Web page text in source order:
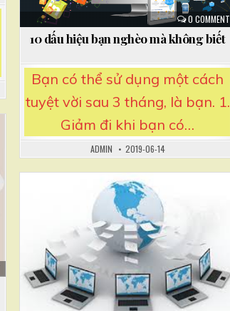
0 COMMENT
10 dấu hiệu bạn nghèo mà không biết
Bạn có thể sử dụng một cách
tuyệt vời sau 3 tháng, là bạn. 1.
Giảm đi khi bạn có…
ADMIN 2019-06-14